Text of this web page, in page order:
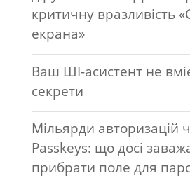
критичну вразливість
екрана»
Ваш ШІ-асистент не
секрети
Мільярди авторизацій
Passkeys: що досі
прибрати поле для